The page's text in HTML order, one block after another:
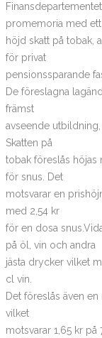
promemoria med
höjd skatt på tobak,
för privat
pensionssparande
De föreslagna
främst
avseende
Skatten på
tobak föreslås höjas
för snus. Det
motsvarar en
med 2,54 kr
för en dosa
på öl, vin och andra
jästa drycker vilket
cl vin.
Det föreslås även
vilket
motsvarar 1,65 kr på